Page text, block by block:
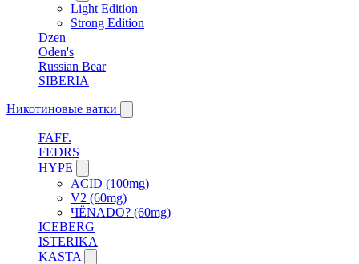
Light Edition
Strong Edition
Dzen
Oden's
Russian Bear
SIBERIA
Никотиновые ватки
FAFF.
FEDRS
HYPE
ACID (100mg)
V2 (60mg)
ЧЁNADO? (60mg)
ICEBERG
ISTERIKA
KASTA